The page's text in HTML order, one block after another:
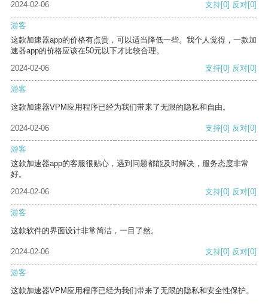
2024-02-06
支持[0] 反对[0]
游客
这款加速器app的价格有点贵，可以适当降低一些。我个人觉得，一款加
速器app的价格应该在50元以下才比较合理。
2024-02-06
支持[0] 反对[0]
游客
这款加速器VPM应用程序已经为我们带来了无限的隐私和自由。
2024-02-06 支持[0] 反对[0]
游客
这款加速器app的客服很贴心，遇到问题都能及时解决，服务态度非常
好。
2024-02-06
支持[0] 反对[0]
游客
这款软件的界面设计非常简洁，一目了然。
2024-02-06 支持[0] 反对[0]
游客
这款加速器VPM应用程序已经为我们带来了无限的隐私和安全性保护。